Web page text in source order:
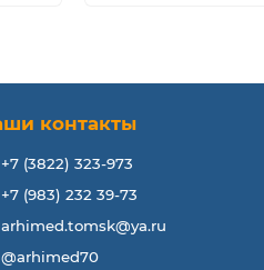
контакты
+7 (3822) 323-973
+7 (983) 232 39-73
arhimed.tomsk@ya.ru
@arhimed70